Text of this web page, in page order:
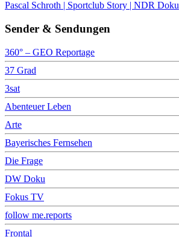
Pascal Schroth | Sportclub Story | NDR Doku
Sender & Sendungen
360° – GEO Reportage
37 Grad
3sat
Abenteuer Leben
Arte
Bayerisches Fernsehen
Die Frage
DW Doku
Fokus TV
follow me.reports
Frontal